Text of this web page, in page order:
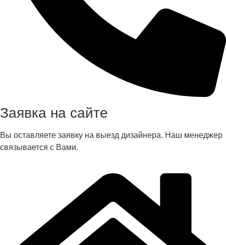
Заявка на сайте
Вы оставляете заявку на выезд дизайнера. Наш менеджер
связывается с Вами.